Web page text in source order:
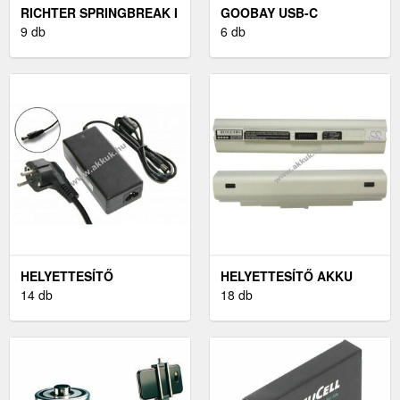
RICHTER SPRINGBREAK I
BLACK BŐR GITÁR
9 db
GOOBAY USB-C
TÖLTŐKÉSZLET 1A
6 db
HELYETTESÍTŐ
NYOMTATÓ-HÁLÓZATI
14 db
HELYETTESÍTŐ AKKU
ACER ASPIRE ONE 531
18 db